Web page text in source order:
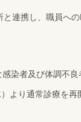
連携し、職員への
染者及び体調不良
より通常診療を再